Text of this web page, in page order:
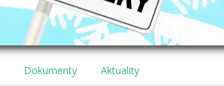
Dokumenty Aktuality